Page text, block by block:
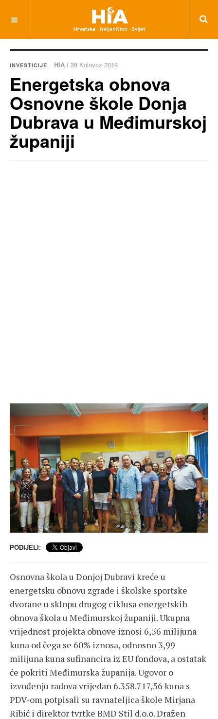
INVESTICIJE HIA / 28 Kolovoz 2019
Energetska obnova
Osnovne škole Donja
Dubrava u Međimurskoj
županiji
PODIJELI:
Osnovna škola u Donjoj Dubravi kreće u
energetsku obnovu zgrade i školske sportske
dvorane u sklopu drugog ciklusa energetskih
obnova škola u Međimurskoj županiji. Ukupna
vrijednost projekta obnove iznosi 6,56 milijuna
kuna od čega se 60% iznosa, odnosno 3,99
milijuna kuna sufinancira iz EU fondova, a ostatak
će pokriti Međimurska županija. Ugovor o
izvođenju radova vrijedan 6.358.717,56 kuna s
PDV-om potpisali su ravnateljica škole Mirjana
Ribić i direktor tvrtke BMD Stil d.o.o. Dražen